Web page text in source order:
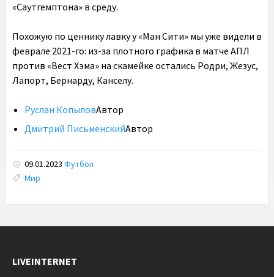
«Саутгемптона» в среду.
Похожую по ценнику лавку у «Ман Сити» мы уже видели в
феврале 2021-го: из-за плотного графика в матче АПЛ
против «Вест Хэма» на скамейке остались Родри, Жезус,
Лапорт, Бернарду, Канселу.
Руслан КопыловАвтор
Дмитрий ПисьменскийАвтор
09.01.2023 Футбол
Tags:
Мир
LIVEINTERNET